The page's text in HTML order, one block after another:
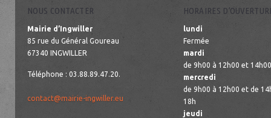
NOUS CONTACTER
Mairie d’Ingwiller
85 rue du Général Goureau
67340 INGWILLER
Téléphone : 03.88.89.47.20.
contact@mairie-ingwiller.eu
HORAIRES
lundi
Fermée
mardi
de 9h00 à 12h00 et
mercredi
de 9h00 à 12h00 et de
18h
jeudi